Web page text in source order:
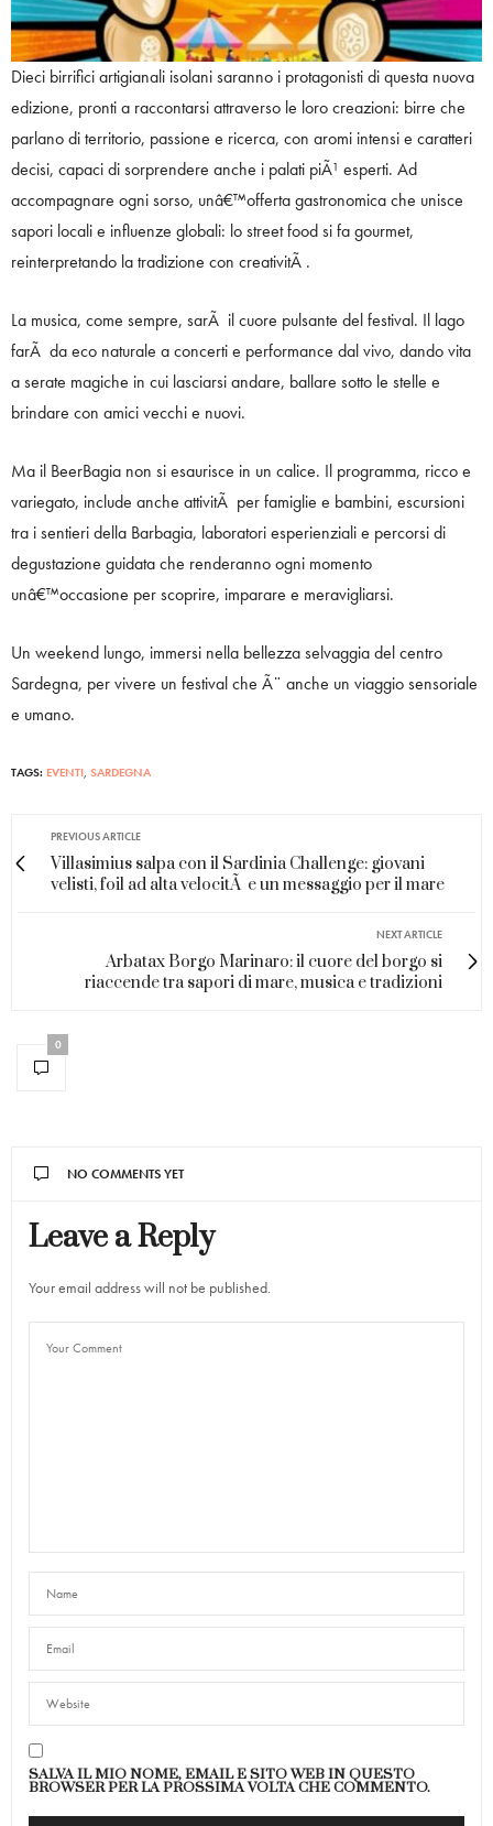
Dieci birrifici artigianali isolani saranno i protagonisti di questa nuova
edizione, pronti a raccontarsi attraverso le loro creazioni: birre che
parlano di territorio, passione e ricerca, con aromi intensi e caratteri
decisi, capaci di sorprendere anche i palati piÃ¹ esperti. Ad
accompagnare ogni sorso, unâ€™offerta gastronomica che unisce
sapori locali e influenze globali: lo street food si fa gourmet,
reinterpretando la tradizione con creativitÃ .
La musica, come sempre, sarÃ il cuore pulsante del festival. Il lago
farÃ da eco naturale a concerti e performance dal vivo, dando vita
a serate magiche in cui lasciarsi andare, ballare sotto le stelle e
brindare con amici vecchi e nuovi.
Ma il BeerBagia non si esaurisce in un calice. Il programma, ricco e
variegato, include anche attivitÃ per famiglie e bambini, escursioni
tra i sentieri della Barbagia, laboratori esperienziali e percorsi di
degustazione guidata che renderanno ogni momento
unâ€™occasione per scoprire, imparare e meravigliarsi.
Un weekend lungo, immersi nella bellezza selvaggia del centro
Sardegna, per vivere un festival che Ã¨ anche un viaggio sensoriale
e umano.
TAGS: EVENTI SARDEGNA
PREVIOUS ARTICLE
Villasimius salpa con il Sardinia Challenge: giovani
velisti, foil ad alta velocitÃ e un messaggio per il mare
NEXT ARTICLE
Arbatax Borgo Marinaro: il cuore del borgo si
riaccende tra sapori di mare, musica e tradizioni
0
NO COMMENTS YET
Leave a Reply
Your email address will not be published.
SALVA IL MIO NOME, EMAIL E SITO WEB IN QUESTO
BROWSER PER LA PROSSIMA VOLTA CHE COMMENTO.